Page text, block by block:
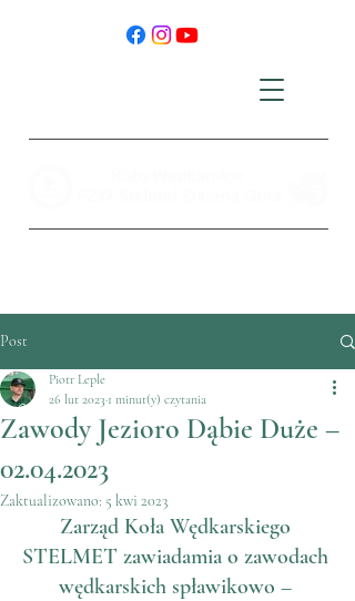
Post
Zawody Jezioro Dąbie Duże –
02.04.2023
Piotr Leple
26 lut 2023 1 minut(y) czytania
Zaktualizowano: 5 kwi 2023
Zarząd Koła Wędkarskiego
STELMET zawiadamia o zawodach
wędkarskich spławikowo –